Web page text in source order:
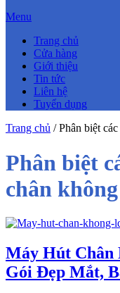
Menu
Trang chủ
Cửa hàng
Giới thiệu
Tin tức
Liên hệ
Tuyển dụng
Trang chủ /Phân biệt
Phân biệt
chân không
Máy Hút Chân
Gói Đẹp Mắt,